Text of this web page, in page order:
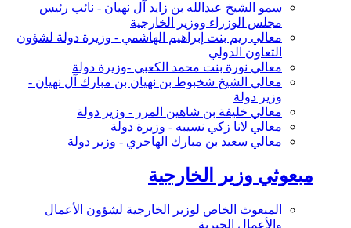
سمو الشيخ عبدالله بن زايد آل نهيان - نائب رئيس
مجلس الوزراء ووزير الخارجية
معالي ريم بنت إبراهيم الهاشمي - وزيرة دولة لشؤون
التعاون الدولي
معالي نورة بنت محمد الكعبي -وزيرة دولة
معالي الشيخ شخبوط بن نهيان بن مبارك آل نهيان -
وزير دولة
معالي خليفة بن شاهين المرر - وزير دولة
معالي لانا زكي نسيبه - وزيرة دولة
معالي سعيد بن مبارك الهاجري - وزير دولة
مبعوثي وزير الخارجية
المبعوث الخاص لوزير الخارجية لشؤون الأعمال
والأعمال الخيرية